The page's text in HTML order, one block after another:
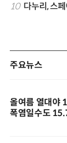
10 다누리, 스
주요뉴스
올여름 열대야
폭염일수도